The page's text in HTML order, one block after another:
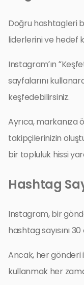
Doğru hashtagleri
liderlerini ve hedef
Instagram’ın
sayfalarını
keşfedebilirsiniz.
Ayrıca,
takipçilerinizin
bir topluluk hissi
Hashtag
Instagram, bir
hashtag sayısını
Ancak, her gönderi
kullanmak her